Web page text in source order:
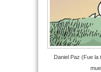
Daniel Paz (Fue la